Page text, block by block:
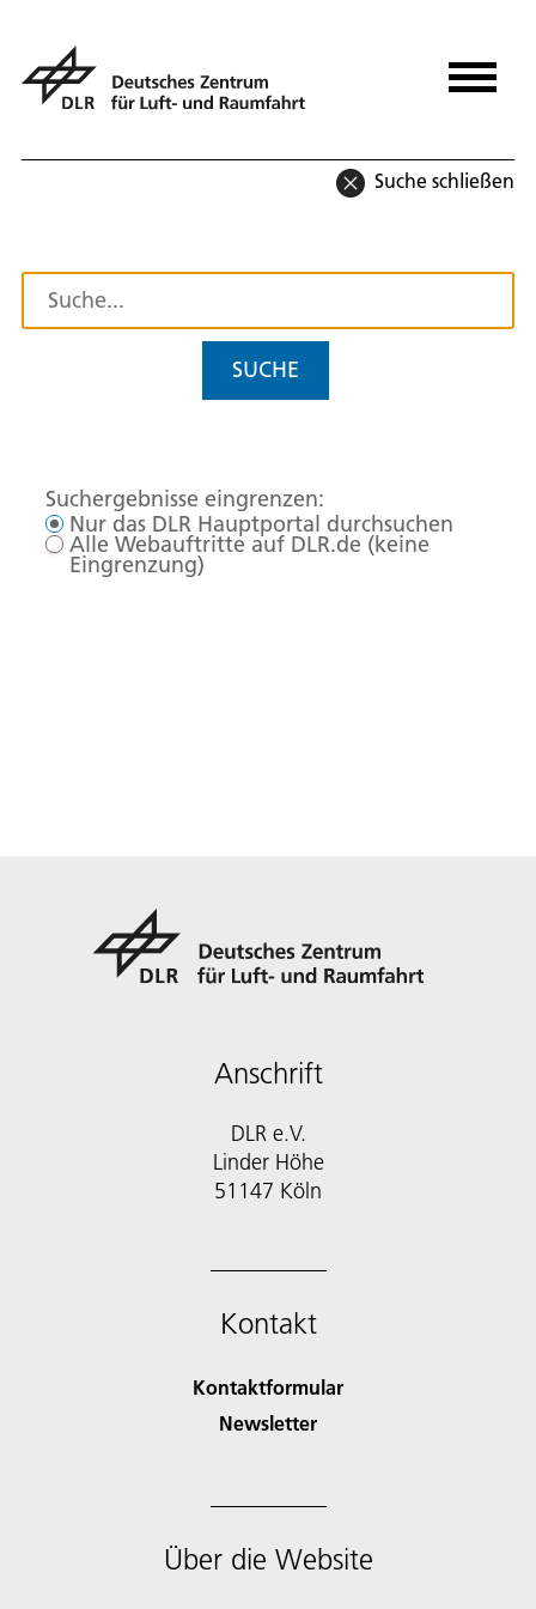
Suche schließen
SUCHE
Suchergebnisse eingrenzen:
Nur das DLR Hauptportal durchsuchen
Alle Webauftritte auf DLR.de (keine
Eingrenzung)
Anschrift
DLR e.V.
Linder Höhe
51147 Köln
Kontakt
Kontaktformular
Newsletter
Über die Website